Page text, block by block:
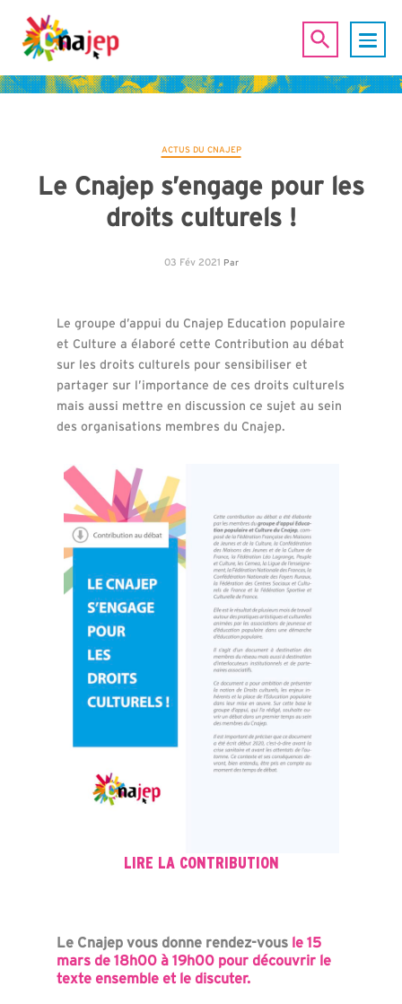
ACTUS DU CNAJEP
Le Cnajep s’engage pour les
droits culturels !
03 Fév 2021 Par
Le groupe d’appui du Cnajep Education populaire
et Culture a élaboré cette Contribution au débat
sur les droits culturels pour sensibiliser et
partager sur l’importance de ces droits culturels
mais aussi mettre en discussion ce sujet au sein
des organisations membres du Cnajep.
LIRE LA CONTRIBUTION
Le Cnajep vous donne rendez-vous le 15
mars de 18h00 à 19h00 pour découvrir le
texte ensemble et le discuter.